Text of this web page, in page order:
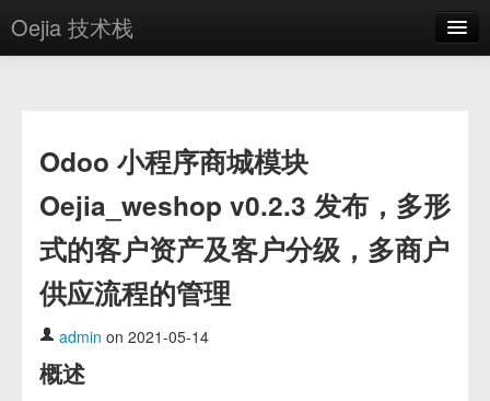
Oejia 技术栈
方案
OE学院
分享
关于
编辑器
登录
Odoo 小程序商城模块
Oejia_weshop v0.2.3 发布，多形
式的客户资产及客户分级，多商户
供应流程的管理
admin on 2021-05-14
概述